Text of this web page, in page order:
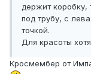
держит коробку,
под трубу, с
точкой.
Для красоты
Кросмембер от